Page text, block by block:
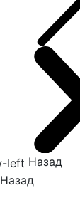
Назад
Назад